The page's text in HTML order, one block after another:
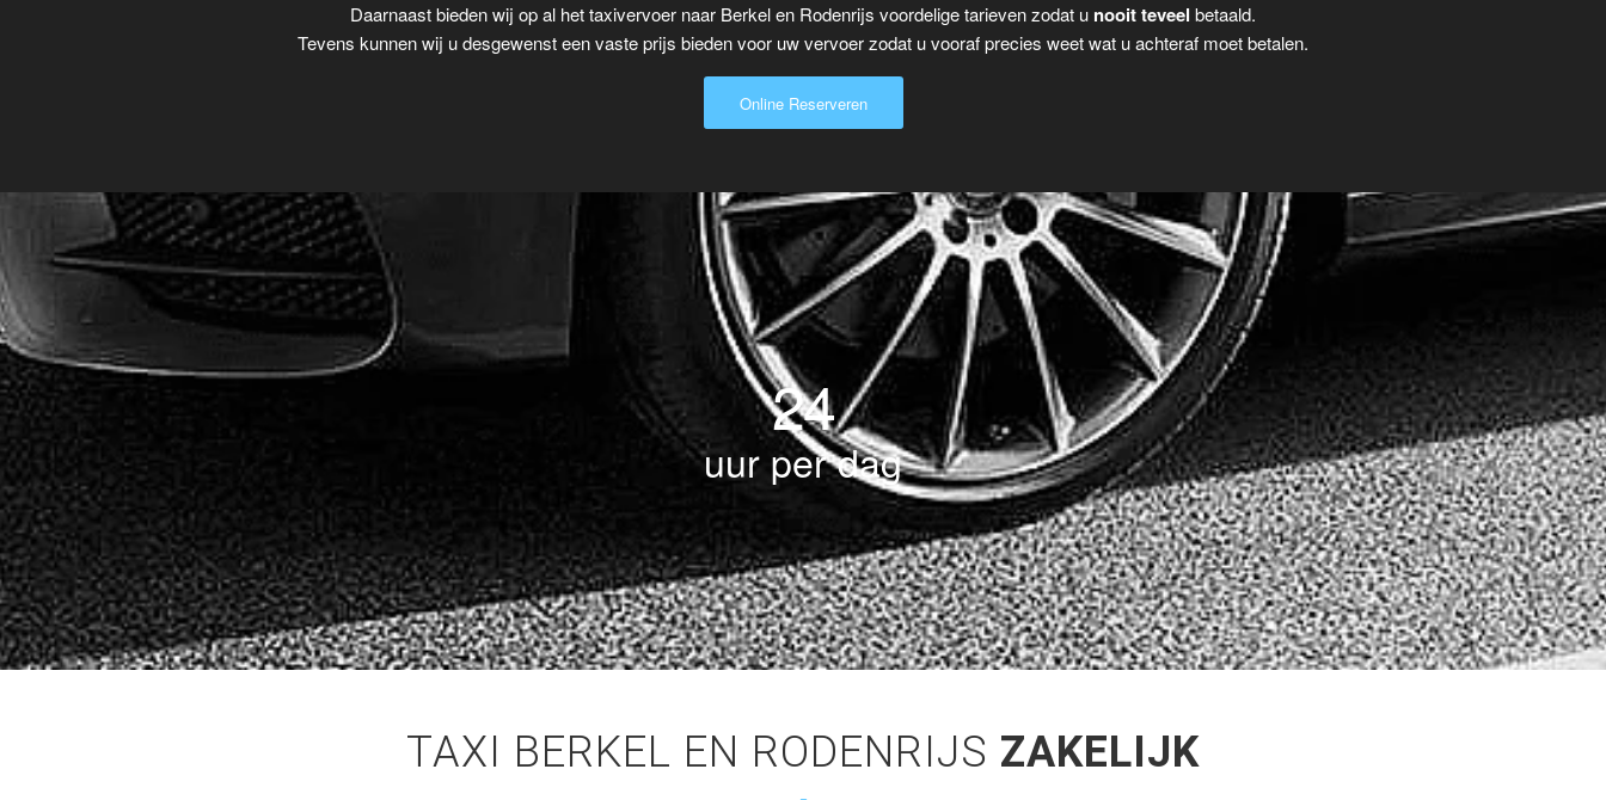
Daarnaast bieden wij op al het taxivervoer naar Berkel en Rodenrijs voordelige tarieven zodat u nooit teveel betaald.
Tevens kunnen wij u desgewenst een vaste prijs bieden voor uw vervoer zodat u vooraf precies weet wat u achteraf moet betalen.
Online Reserveren
24
uur per dag
TAXI BERKEL EN RODENRIJS ZAKELIJK